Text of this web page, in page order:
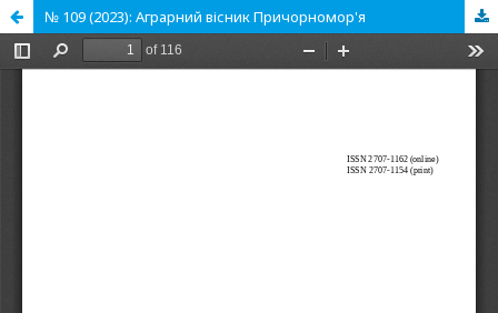
№ 109 (2023): Аграрний вісник Причорномор'я